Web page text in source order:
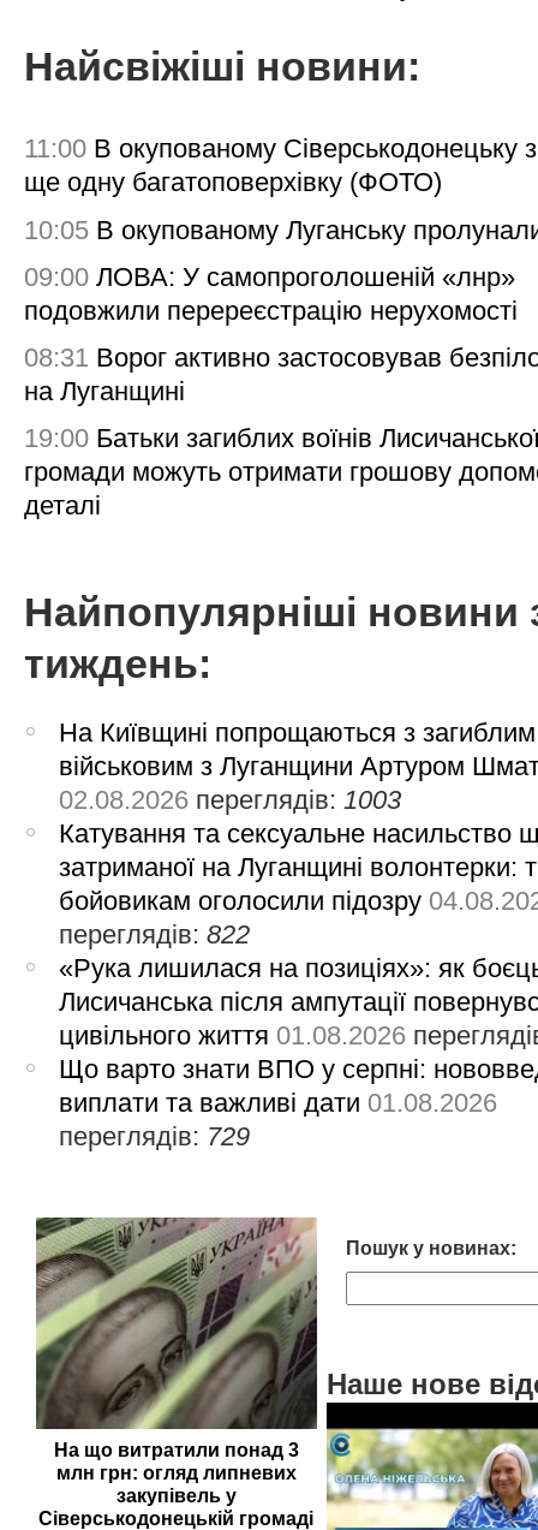
Найсвіжіші новини:
11:00 В окупованому Сіверськодонецьку
ще одну багатоповерхівку (ФОТО)
10:05 В окупованому Луганську
09:00 ЛОВА: У самопроголошеній «лнр»
подовжили перереєстрацію нерухомості
08:31 Ворог активно застосовував
на Луганщині
19:00 Батьки загиблих воїнів
громади можуть отримати грошову
деталі
Найпопулярніші новини
тиждень:
На Київщині попрощаються з загиблим
військовим з Луганщини Артуром
02.08.2026 переглядів:1003
Катування та сексуальне насильство
затриманої на Луганщині волонтерки:
бойовикам оголосили підозру
переглядів:822
«Рука лишилася на позиціях»: як
Лисичанська після ампутації
цивільного життя 01.08.2026
Що варто знати ВПО у серпні:
виплати та важливі дати 01.08.2026
переглядів: 729
На що витратили понад 3
млн грн: огляд липневих
закупівель у
Сіверськодонецькій громаді
Пошук у новинах:
Наше нове